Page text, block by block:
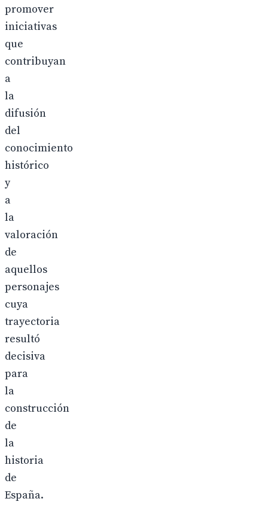
promover
iniciativas
que
contribuyan
a
la
difusión
del
conocimiento
histórico
y
a
la
valoración
de
aquellos
personajes
cuya
trayectoria
resultó
decisiva
para
la
construcción
de
la
historia
de
España.